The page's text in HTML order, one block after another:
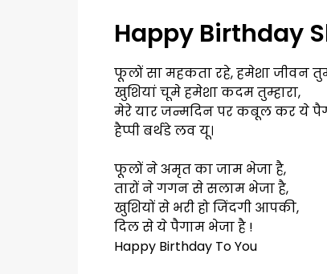
Happy Birthday
फूलों सा महकता रहे, हमेशा जीवन
खुशियां चूमे हमेशा कदम तुम्हारा,
मेरे यार जन्मदिन पर कबूल कर ये
हैप्पी बर्थडे लव यू।
फूलों ने अमृत का जाम भेजा है,
तारों ने गगन से सलाम भेजा है,
खुशियों से भरी हो जिंदगी आपकी,
दिल से ये पैगाम भेजा है !
Happy Birthday To You